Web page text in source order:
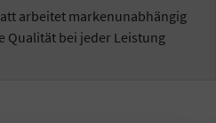
arbeitet markenunabhängig
Qualität bei jeder Leistung